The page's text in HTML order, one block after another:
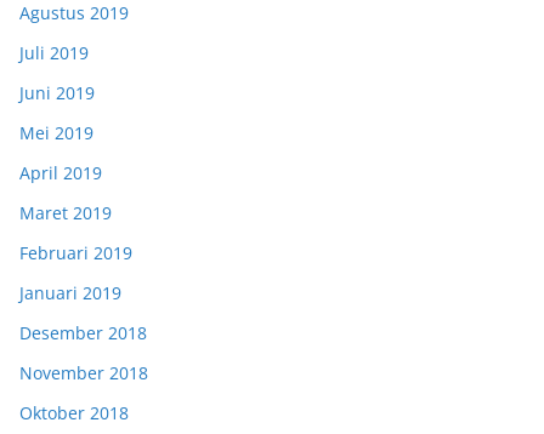
Agustus 2019
Juli 2019
Juni 2019
Mei 2019
April 2019
Maret 2019
Februari 2019
Januari 2019
Desember 2018
November 2018
Oktober 2018